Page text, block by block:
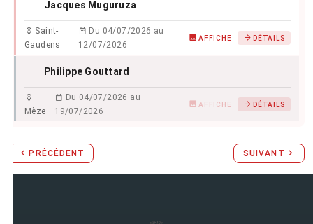
Jacques Muguruza
Saint-
Gaudens
Du 04/07/2026 au
12/07/2026
AFFICHE DÉTAILS
Philippe Gouttard
Mèze
Du 04/07/2026 au
19/07/2026
AFFICHE DÉTAILS
PRÉCÉDENT SUIVANT